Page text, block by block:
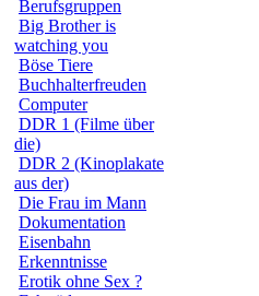
Berufsgruppen
Big Brother is
watching you
Böse Tiere
Buchhalterfreuden
Computer
DDR 1 (Filme über
die)
DDR 2 (Kinoplakate
aus der)
Die Frau im Mann
Dokumentation
Eisenbahn
Erkenntnisse
Erotik ohne Sex ?